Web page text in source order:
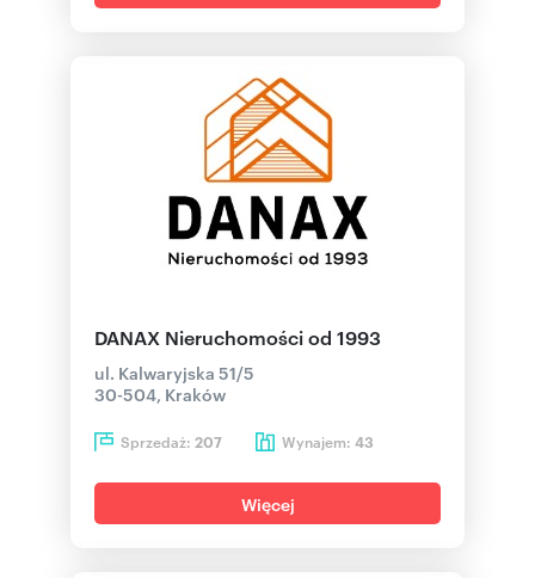
DANAX Nieruchomości od 1993
ul. Kalwaryjska 51/5
30-504, Kraków
Sprzedaż: 207 Wynajem: 43
Więcej